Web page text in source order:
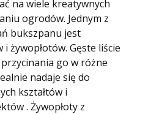
na wiele kreatywnych
ogrodów. Jednym z
bukszpanu jest
żywopłotów. Gęste liście
go w różne
nadaje się do
kształtów i
. Żywopłoty z